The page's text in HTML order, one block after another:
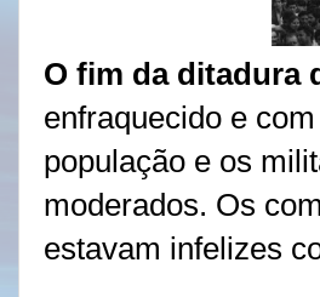
O fim da ditadura
enfraquecido e
população e os
moderados. Os
estavam infelizes